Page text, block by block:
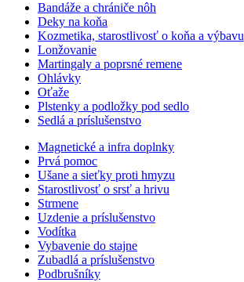
Bandáže a chrániče nôh
Deky na koňa
Kozmetika, starostlivosť o koňa a výbavu
Lonžovanie
Martingaly a poprsné remene
Ohlávky
Oťaže
Plstenky a podložky pod sedlo
Sedlá a príslušenstvo
Magnetické a infra doplnky
Prvá pomoc
Ušane a sieťky proti hmyzu
Starostlivosť o srsť a hrivu
Strmene
Uzdenie a príslušenstvo
Vodítka
Vybavenie do stajne
Zubadlá a príslušenstvo
Podbrušníky